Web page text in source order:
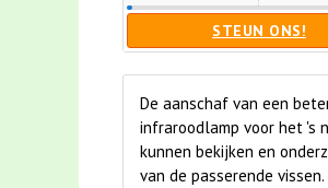
STEUN ONS!
De aanschaf van een
infraroodlamp voor het 's
kunnen bekijken en
van de passerende vissen.